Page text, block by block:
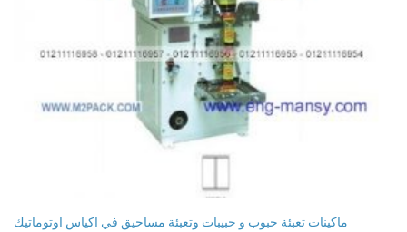
ماكينات تعبئة حبوب و حبيبات وتعبئة مساحيق في اكياس اوتوماتيك